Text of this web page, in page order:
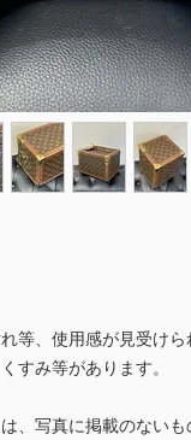
等、使用感が見受けら
すみ等があります。
、写真に掲載のない